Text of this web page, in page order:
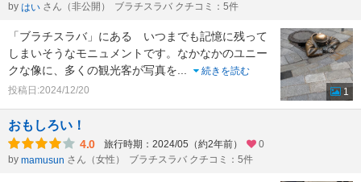
by はい さん（非公開） ブラチスラバ クチコミ：5件
「ブラチスラバ」にある いつまでも記憶に残って
しまいそうなモニュメントです。なかなかのユニー
クな像に、多くの観光客が写真を
続きを読む
投稿日:2024/12/20
1
おもしろい！
4.0 旅行時期：2024/05（約2年前）
0
by mamusun さん（女性） ブラチスラバ クチコミ：5件